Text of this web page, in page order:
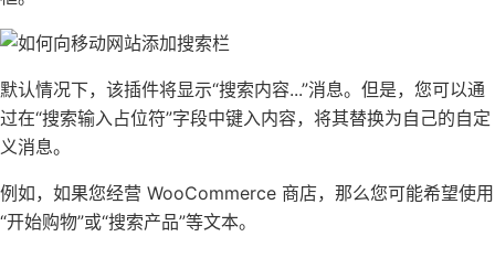
默认情况下，该插件将显示“搜索内容...”消息。但是，您可以通
过在“搜索输入占位符”字段中键入内容，将其替换为自己的自定
义消息。
例如，如果您经营 WooCommerce 商店，那么您可能希望使用
“开始购物”或“搜索产品”等文本。